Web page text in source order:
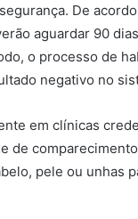
De
aguardar 90
o processo de
negativo no
em clínicas
de
pele ou unhas